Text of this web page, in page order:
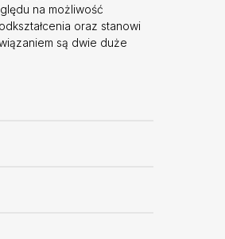
na możliwość
oraz stanowi
są dwie duże